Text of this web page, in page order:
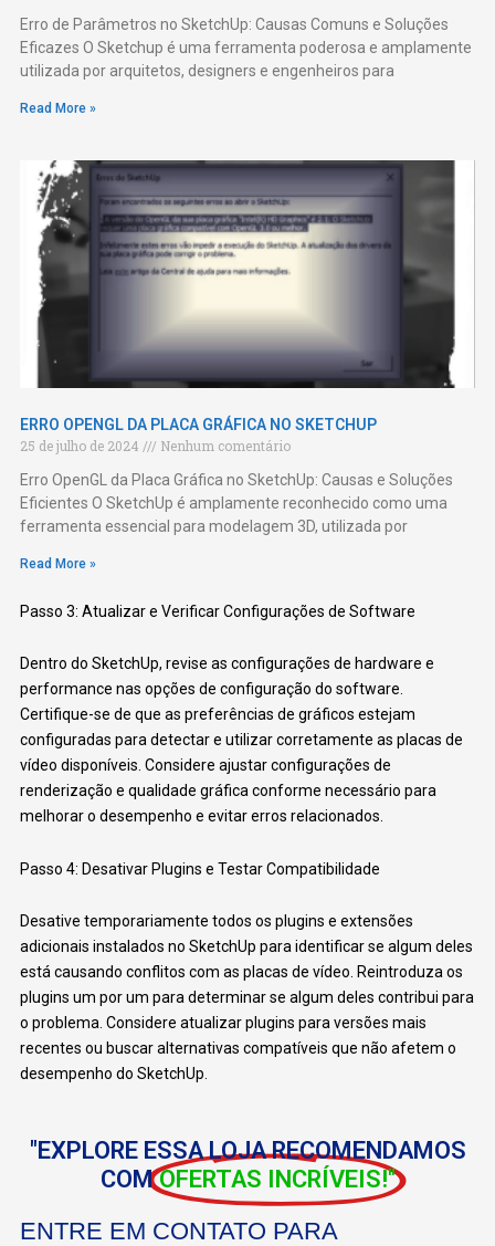
Erro de Parâmetros no SketchUp: Causas Comuns e Soluções
Eficazes O Sketchup é uma ferramenta poderosa e amplamente
utilizada por arquitetos, designers e engenheiros para
Read More »
ERRO OPENGL DA PLACA GRÁFICA NO SKETCHUP
25 de julho de 2024
Nenhum comentário
Erro OpenGL da Placa Gráfica no SketchUp: Causas e Soluções
Eficientes O SketchUp é amplamente reconhecido como uma
ferramenta essencial para modelagem 3D, utilizada por
Read More »
Passo 3: Atualizar e Verificar Configurações de Software
Dentro do SketchUp, revise as configurações de hardware e
performance nas opções de configuração do software.
Certifique-se de que as preferências de gráficos estejam
configuradas para detectar e utilizar corretamente as placas de
vídeo disponíveis. Considere ajustar configurações de
renderização e qualidade gráfica conforme necessário para
melhorar o desempenho e evitar erros relacionados.
Passo 4: Desativar Plugins e Testar Compatibilidade
Desative temporariamente todos os plugins e extensões
adicionais instalados no SketchUp para identificar se algum deles
está causando conflitos com as placas de vídeo. Reintroduza os
plugins um por um para determinar se algum deles contribui para
o problema. Considere atualizar plugins para versões mais
recentes ou buscar alternativas compatíveis que não afetem o
desempenho do SketchUp.
"EXPLORE ESSA LOJA RECOMENDAMOS
COMOFERTAS INCRÍVEIS!"
ENTRE EM CONTATO PARA